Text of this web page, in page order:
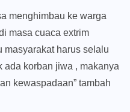
menghimbau ke warga
masa cuaca extrim
masyarakat harus selalu
ada korban jiwa , makanya
kewaspadaan” tambah